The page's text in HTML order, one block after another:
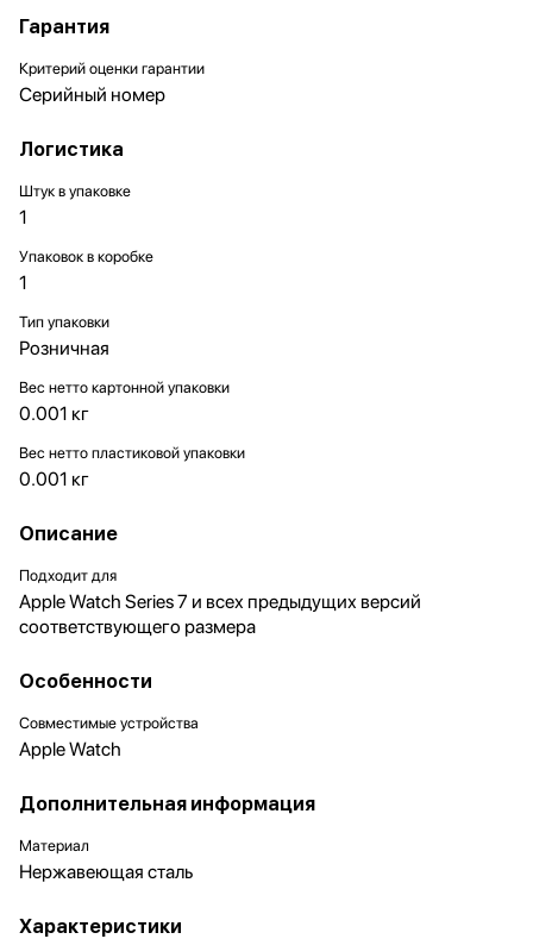
Гарантия
Критерий оценки гарантии
Серийный номер
Логистика
Штук в упаковке
1
Упаковок в коробке
1
Тип упаковки
Розничная
Вес нетто картонной упаковки
0.001 кг
Вес нетто пластиковой упаковки
0.001 кг
Описание
Подходит для
Apple Watch Series 7 и всех предыдущих версий
соответствующего размера
Особенности
Совместимые устройства
Apple Watch
Дополнительная информация
Материал
Нержавеющая сталь
Характеристики